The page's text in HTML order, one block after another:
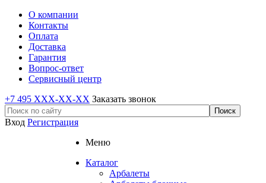
О компании
Контакты
Оплата
Доставка
Гарантия
Вопрос-ответ
Сервисный центр
+7 495 XXX-XX-XX Заказать звонок
Вход Регистрация
Меню
Каталог
Арбалеты